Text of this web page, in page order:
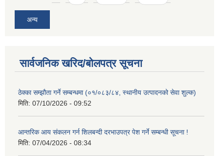
अन्य
सार्वजनिक खरिद/बोलपत्र सूचना
ठेक्का सम्झौता गर्ने सम्बन्धमा (०१/०८३/८४, स्थानीय उत्पादनको सेवा शुल्क)
मिति: 07/10/2026 - 09:52
आन्तरिक आय संकलन गर्न शिलबन्दी दरभाउपत्र पेश गर्ने सम्बन्धी सूचना !
मिति: 07/04/2026 - 08:34